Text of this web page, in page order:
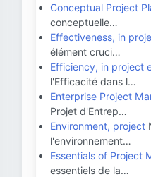
Conceptual Project
conceptuelle…
Effectiveness, in
élément cruci…
Efficiency, in project
l'Efficacité dans l…
Enterprise Project
Projet d'Entrep…
Environment, project
l'environnement…
Essentials of Project
essentiels de la…